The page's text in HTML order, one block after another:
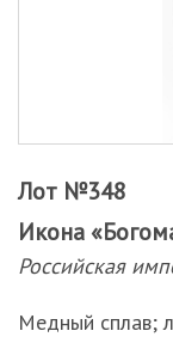
Лот №348
Икона
Российская
Медный сплав;